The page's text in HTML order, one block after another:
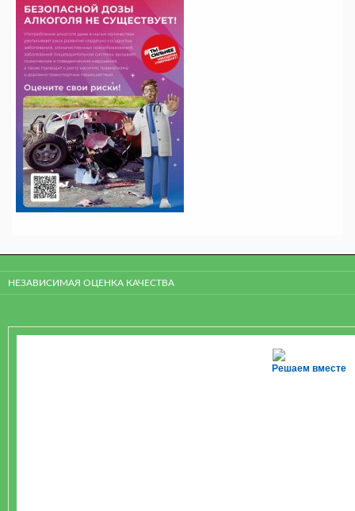
НЕЗАВИСИМАЯ ОЦЕНКА КАЧЕСТВА
Решаем вместе